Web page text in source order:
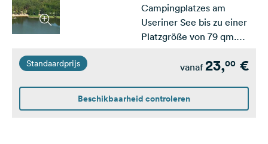
Campingplatzes am
Useriner See bis zu einer
Platzgröße von 79 qm.
Standaardprijs vanaf 23,00 €
Beschikbaarheid controleren